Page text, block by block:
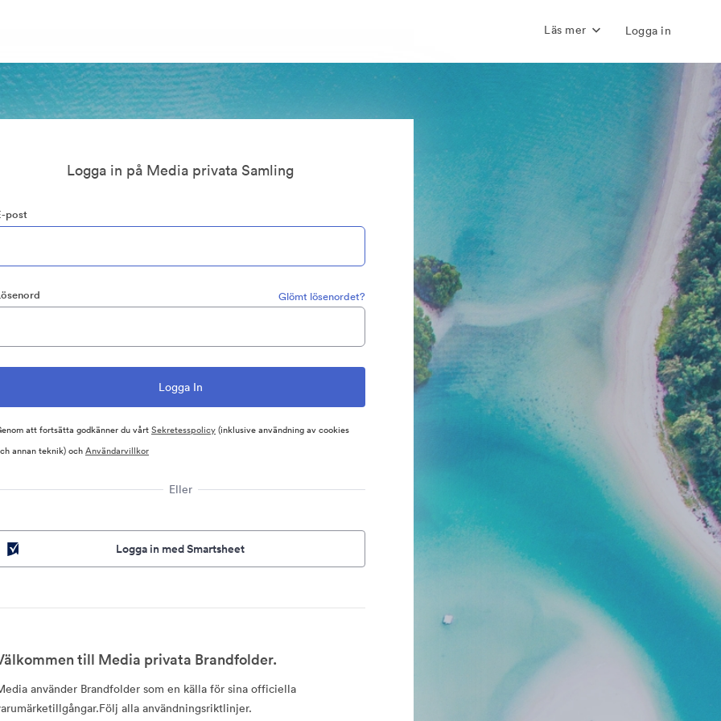
Läs mer Logga in
Logga in på Media privata Samling
post
Glömt lösenordet?
att fortsätta godkänner du vårtSekretesspolicy(inklusive användning av cookies
annan teknik) ochAnvändarvillkor
Eller
Logga in med Smartsheet
till Media privata Brandfolder.
använder Brandfolder som en källa för sina officiella
alla användningsriktlinjer.